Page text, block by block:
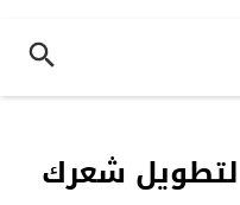
لتطويل شعرك